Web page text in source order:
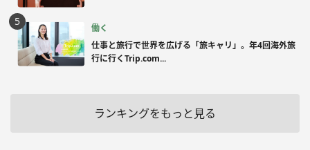
働く
仕事と旅行で世界を広げる「旅キャリ」。年4回海外旅
行に行くTrip.com...
ランキングをもっと見る